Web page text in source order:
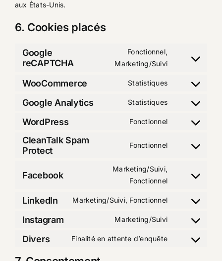
aux États-Unis.
6. Cookies placés
Google
reCAPTCHA
Fonctionnel,
Marketing/Suivi
Consent
service
google-
WooCommerce Statistiques
Consent
Google Analytics Statistiques
Consent
google-
WordPress Fonctionnel
Consent
service
CleanTalk Spam
Protect
Fonctionnel
Consent
service
spam-
Facebook
Marketing/Suivi,
Fonctionnel
Consent
service
facebook
LinkedIn Marketing/Suivi, Fonctionnel
Consent
linkedin
Instagram Marketing/Suivi
Consent
Divers Finalité en attente d’enquête
Consent